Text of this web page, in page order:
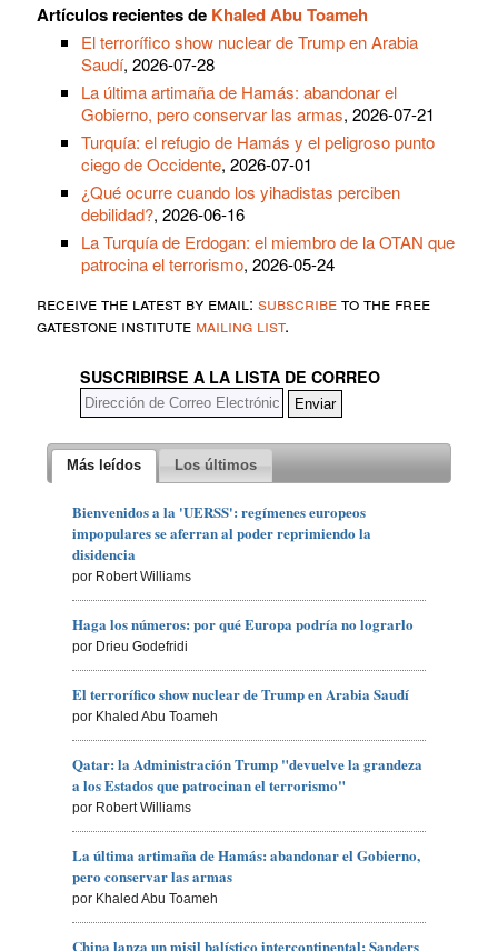
Artículos recientes de Khaled Abu Toameh
El terrorífico show nuclear de Trump en Arabia
Saudí, 2026-07-28
La última artimaña de Hamás: abandonar el
Gobierno, pero conservar las armas, 2026-07-21
Turquía: el refugio de Hamás y el peligroso punto
ciego de Occidente, 2026-07-01
¿Qué ocurre cuando los yihadistas perciben
debilidad?, 2026-06-16
La Turquía de Erdogan: el miembro de la OTAN que
patrocina el terrorismo, 2026-05-24
receive the latest by email: subscribeto the free
gatestone institute mailing list.
SUSCRIBIRSE A LA LISTA DE CORREO
Más leídos Los últimos
Bienvenidos a la 'UERSS': regímenes europeos
impopulares se aferran al poder reprimiendo la
disidencia
por Robert Williams
Haga los números: por qué Europa podría no lograrlo
por Drieu Godefridi
El terrorífico show nuclear de Trump en Arabia Saudí
por Khaled Abu Toameh
Qatar: la Administración Trump "devuelve la grandeza
a los Estados que patrocinan el terrorismo"
por Robert Williams
La última artimaña de Hamás: abandonar el Gobierno,
pero conservar las armas
por Khaled Abu Toameh
China lanza un misil balístico intercontinental; Sanders